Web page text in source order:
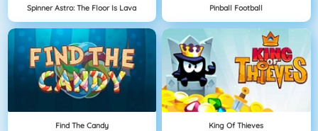
Spinner Astro: The Floor Is Lava Pinball Football
Find The Candy King Of Thieves